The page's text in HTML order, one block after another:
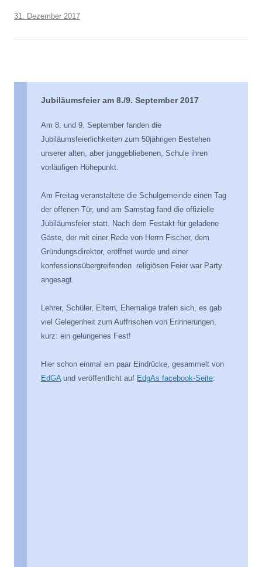
31. Dezember 2017
Jubiläumsfeier am 8./9. September 2017
Am 8. und 9. September fanden die
Jubiläumsfeierlichkeiten zum 50jährigen Bestehen
unserer alten, aber junggebliebenen, Schule ihren
vorläufigen Höhepunkt.
Am Freitag veranstaltete die Schulgemeinde einen Tag
der offenen Tür, und am Samstag fand die offizielle
Jubiläumsfeier statt. Nach dem Festakt für geladene
Gäste, der mit einer Rede von Herrn Fischer, dem
Gründungsdirektor, eröffnet wurde und einer
konfessionsübergreifenden religiösen Feier war Party
angesagt.
Lehrer, Schüler, Eltern, Ehemalige trafen sich, es gab
viel Gelegenheit zum Auffrischen von Erinnerungen,
kurz: ein gelungenes Fest!
Hier schon einmal ein paar Eindrücke, gesammelt von
EdGAund veröffentlicht auf EdgAs facebook-Seite: